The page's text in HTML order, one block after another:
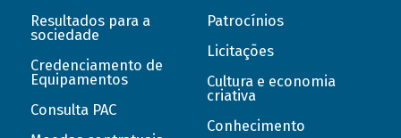
Resultados para a
sociedade
Credenciamento de
Equipamentos
Consulta PAC
Patrocínios
Licitações
Cultura e economia
criativa
Conhecimento